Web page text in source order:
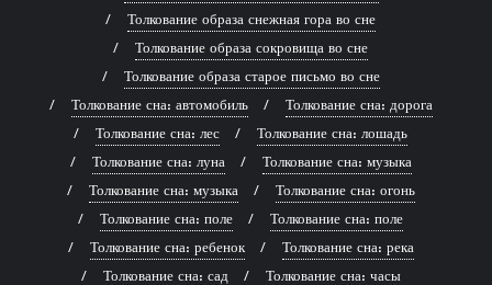
Толкование образа снежная гора во сне
Толкование образа сокровища во сне
Толкование образа старое письмо во сне
Толкование сна: автомобиль
Толкование сна: дорога
Толкование сна: лес
Толкование сна: лошадь
Толкование сна: луна
Толкование сна: музыка
Толкование сна: музыка
Толкование сна: огонь
Толкование сна: поле
Толкование сна: поле
Толкование сна: ребенок
Толкование сна: река
Толкование сна: сад
Толкование сна: часы